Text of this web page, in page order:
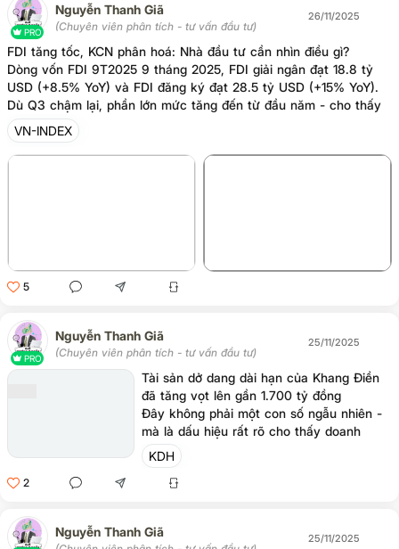
PRO
Nguyễn Thanh Giã
(Chuyên viên phân tích - tư vấn đầu tư)
26/11/2025
FDI tăng tốc, KCN phân hoá: Nhà đầu tư cần nhìn điều gì?
Dòng vốn FDI 9T2025 9 tháng 2025, FDI giải ngân đạt 18.8 tỷ
USD (+8.5% YoY) và FDI đăng ký đạt 28.5 tỷ USD (+15% YoY).
Dù Q3 chậm lại, phần lớn mức tăng đến từ đầu năm - cho thấy
dòng vốn ngoại vẫn duy trì ổn định vào Việt Nam.
VN-INDEX
5
PRO
Nguyễn Thanh Giã
(Chuyên viên phân tích - tư vấn đầu tư)
25/11/2025
Tài sản dở dang dài hạn của Khang Điền
đã tăng vọt lên gần 1.700 tỷ đồng
Đây không phải một con số ngẫu nhiên -
mà là dấu hiệu rất rõ cho thấy doanh
nghiệp đang bước vào giai đoạn “dồn lực”
cho chu kỳ tăng trưởng mới.
KDH
2
Nguyễn Thanh Giã 25/11/2025